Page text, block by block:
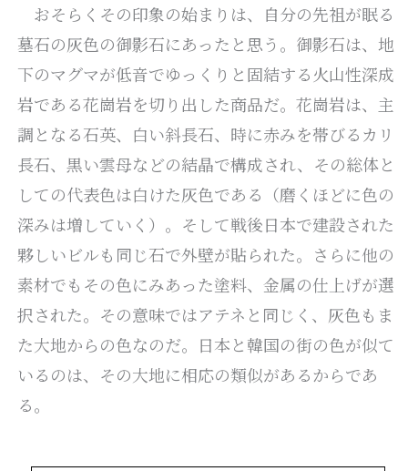
おそらくその印象の始まりは、自分の先祖が眠る
墓石の灰色の御影石にあったと思う。御影石は、地
下のマグマが低音でゆっくりと固結する火山性深成
岩である花崗岩を切り出した商品だ。花崗岩は、主
調となる石英、白い斜長石、時に赤みを帯びるカリ
長石、黒い雲母などの結晶で構成され、その総体と
しての代表色は白けた灰色である（磨くほどに色の
深みは増していく）。そして戦後日本で建設された
夥しいビルも同じ石で外壁が貼られた。さらに他の
素材でもその色にみあった塗料、金属の仕上げが選
択された。その意味ではアテネと同じく、灰色もま
た大地からの色なのだ。日本と韓国の街の色が似て
いるのは、その大地に相応の類似があるからであ
る。